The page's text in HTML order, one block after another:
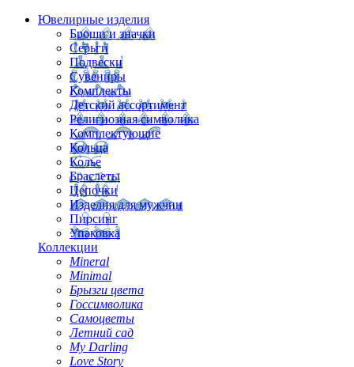
Ювелирные изделия
Броши и значки
Серьги
Подвески
Сувениры
Комплекты
Детский ассортимент
Религиозная символика
Комплектующие
Кольца
Колье
Браслеты
Цепочки
Изделия для мужчин
Пирсинг
Упаковка
Коллекции
Mineral
Minimal
Брызги цвета
Госсимволика
Самоцветы
Летний сад
My Darling
Love Story